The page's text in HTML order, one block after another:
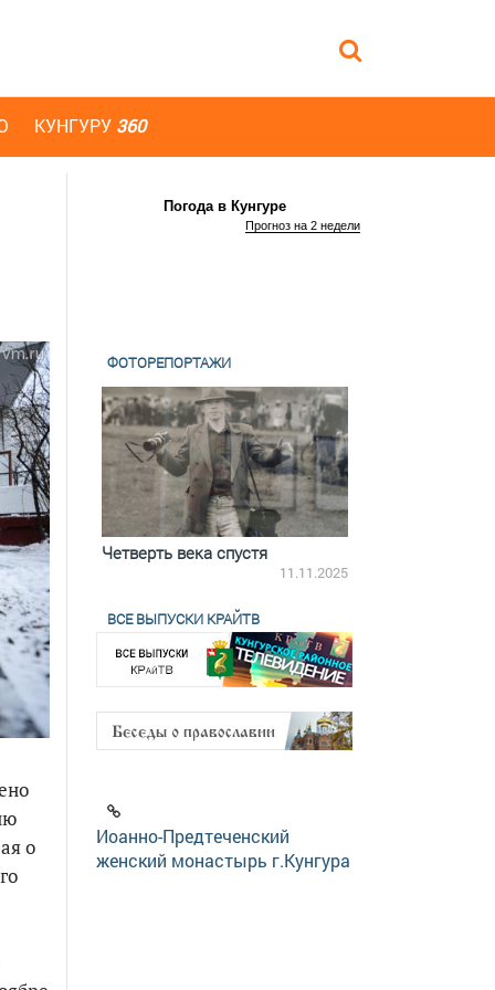
КУНГУРУ 360
о
Погода в Кунгуре
Прогноз на 2 недели
ФОТОРЕПОРТАЖИ
18.12.2025
Четверть века спустя
11.11.2025
ВСЕ ВЫПУСКИ КРАЙТВ
Иоанно-Предтеченский
женский монастырь г.Кунгура